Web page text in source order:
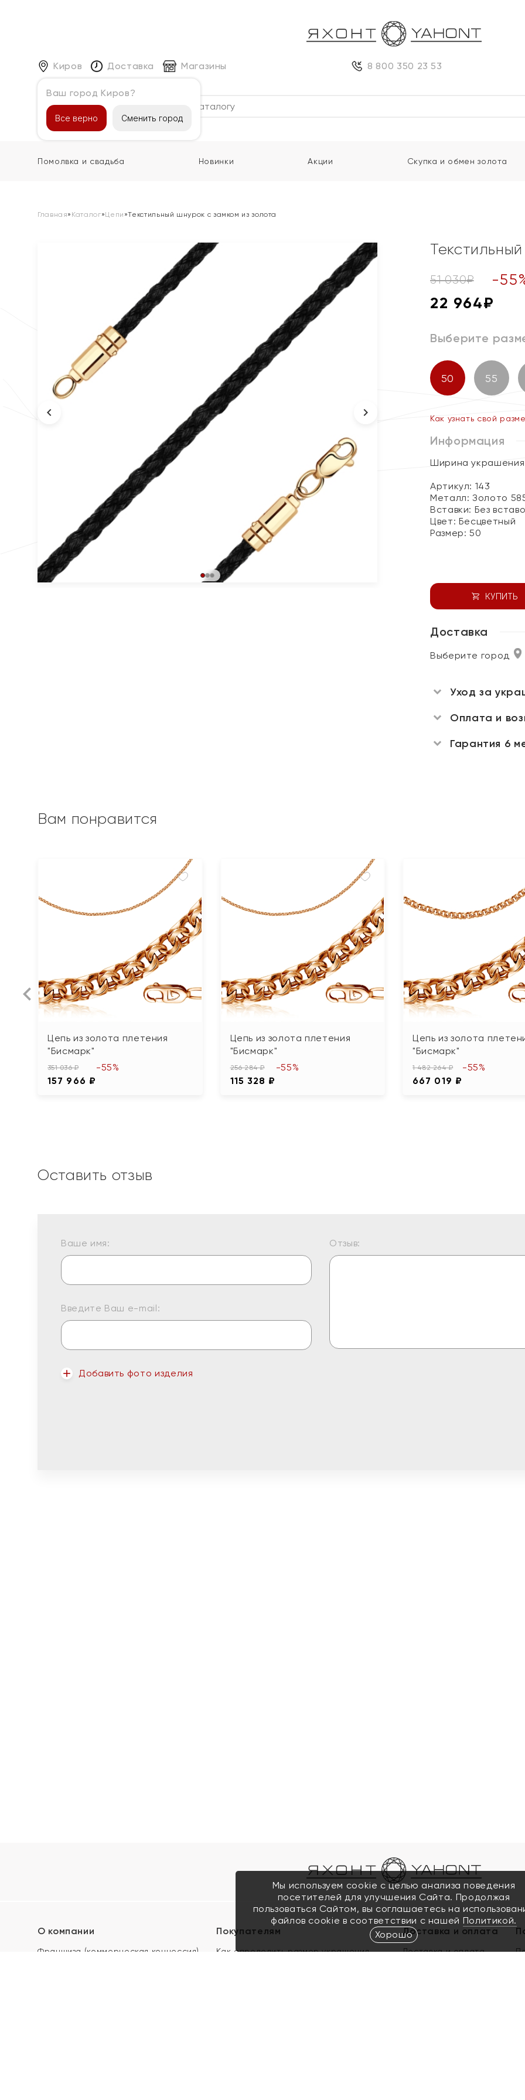
Киров
Ваш город Киров?
Все верно Сменить город
Доставка Магазины 8 800 350 23 53
Каталог
Помолвка и свадьба Новинки Акции Скупка и обмен золота
Главная» Каталог»Цепи »Текстильный шнурок с замком из золота
51 030₽ -55
22 964₽
Выберите
50 55
Как узнать свой
Информация
Ширина
Артикул: 143
Металл:Золото
Вставки: Без
Цвет: Бесцветный
Размер:50
КУПИТЬ
Доставка
Выберите город
Уход за
Оплата и
Гарантия 6
Вам понравится
Цепь из золота плетения
"Бисмарк"
351 036 ₽
157 966 ₽
-55%
Цепь из золота плетения
"Бисмарк"
256 284 ₽
115 328 ₽
-55%
Цепь из золота
"Бисмарк"
1 482 264 ₽
667 019 ₽
-55%
Оставить отзыв
Ваше имя:
Введите Ваш e-mail:
Добавить фото изделия
Отзыв:
О компании
Франшиза (коммерческая концессия)
Покупателям
Как определить размер украшения
Доставка и оплата
Доставка и оплата
Мы используем cookie с целью анализа поведения
посетителей для улучшения Сайта. Продолжая
пользоваться Сайтом, вы соглашаетесь на
файлов cookie в соответствии с нашей Политикой.
Хорошо